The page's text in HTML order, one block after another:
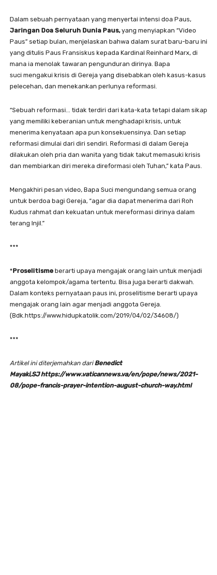
Dalam sebuah pernyataan yang menyertai intensi doa Paus,
Jaringan Doa Seluruh Dunia Paus,yang menyiapkan “Video
Paus” setiap bulan, menjelaskan bahwa dalam surat baru-baru ini
yang ditulis Paus Fransiskus kepada Kardinal Reinhard Marx, di
mana ia menolak tawaran pengunduran dirinya. Bapa
suci mengakui krisis di Gereja yang disebabkan oleh kasus-kasus
pelecehan, dan menekankan perlunya reformasi.
“Sebuah reformasi… tidak terdiri dari kata-kata tetapi dalam sikap
yang memiliki keberanian untuk menghadapi krisis, untuk
menerima kenyataan apa pun konsekuensinya. Dan setiap
reformasi dimulai dari diri sendiri. Reformasi di dalam Gereja
dilakukan oleh pria dan wanita yang tidak takut memasuki krisis
dan membiarkan diri mereka direformasi oleh Tuhan,” kata Paus.
Mengakhiri pesan video, Bapa Suci mengundang semua orang
untuk berdoa bagi Gereja, “agar dia dapat menerima dari Roh
Kudus rahmat dan kekuatan untuk mereformasi dirinya dalam
terang Injil.”
***
*Proselitisme berarti upaya mengajak orang lain untuk menjadi
anggota kelompok/agama tertentu. Bisa juga berarti dakwah.
Dalam konteks pernyataan paus ini, proselitisme berarti upaya
mengajak orang lain agar menjadi anggota Gereja.
(Bdk.https://www.hidupkatolik.com/2019/04/02/34608/)
***
Artikel ini diterjemahkan dariBenedict
Mayaki,SJ https://www.vaticannews.va/en/pope/news/2021-
08/pope-francis-prayer-intention-august-church-way.html